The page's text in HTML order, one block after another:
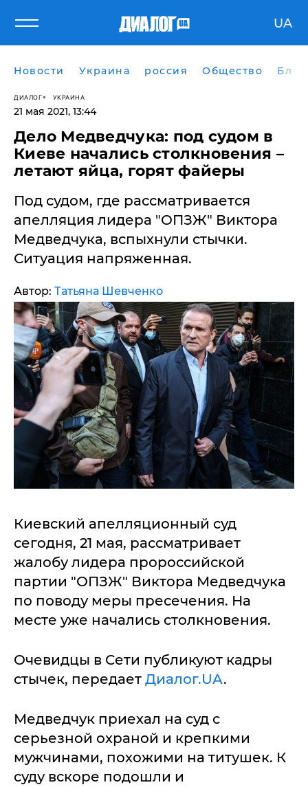
UA
Новости Украина россия Общество
ДИАЛОГ УКРАИНА
21 мая 2021, 13:44
Дело Медведчука: под судом в
Киеве начались столкновения –
летают яйца, горят файеры
​Под судом, где рассматривается
апелляция лидера "ОПЗЖ" Виктора
Медведчука, вспыхнули стычки.
Ситуация напряженная.
Автор: Татьяна Шевченко
Киевский апелляционный суд
сегодня, 21 мая, рассматривает
жалобу лидера пророссийской
партии "ОПЗЖ" Виктора Медведчука
по поводу меры пресечения. На
месте уже начались столкновения.
Очевидцы в Сети публикуют кадры
стычек, передает Диалог.UA.
Медведчук приехал на суд с
серьезной охраной и крепкими
мужчинами, похожими на титушек. К
суду вскоре подошли и